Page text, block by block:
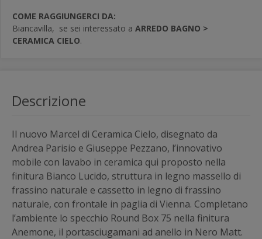
COME RAGGIUNGERCI DA:
Biancavilla, se sei interessato a ARREDO BAGNO >
CERAMICA CIELO.
Descrizione
Il nuovo Marcel di Ceramica Cielo, disegnato da
Andrea Parisio e Giuseppe Pezzano, l’innovativo
mobile con lavabo in ceramica qui proposto nella
finitura Bianco Lucido, struttura in legno massello di
frassino naturale e cassetto in legno di frassino
naturale, con frontale in paglia di Vienna. Completano
l’ambiente lo specchio Round Box 75 nella finitura
Anemone, il portasciugamani ad anello in Nero Matt.